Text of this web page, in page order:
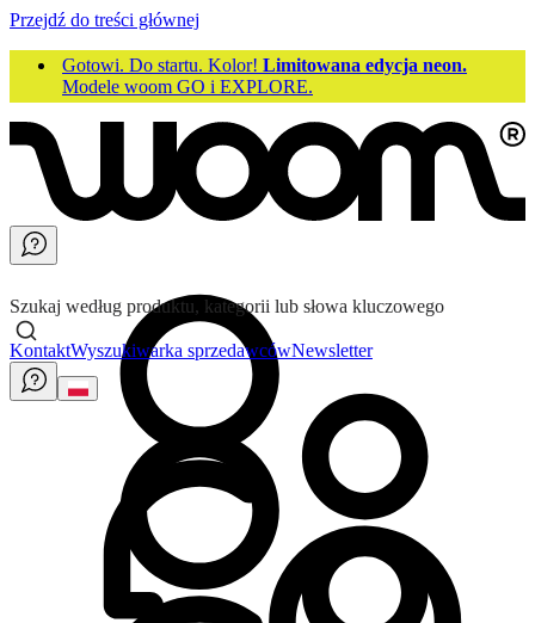
Przejdź do treści głównej
Gotowi. Do startu. Kolor! Limitowana edycja neon.
Modele woom GO i EXPLORE.
Szukaj według produktu, kategorii lub słowa kluczowego
KontaktWyszukiwarka sprzedawcówNewsletter